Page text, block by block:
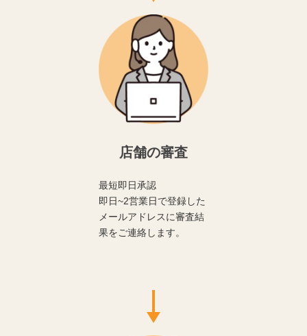
店舗の審査
最短即日承認
即日~2営業日で登録した
メールアドレスに審査結
果をご連絡します。